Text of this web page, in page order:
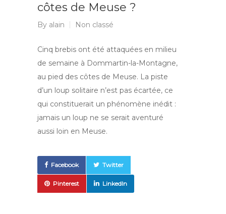
côtes de Meuse ?
By alain Non classé
Cinq brebis ont été attaquées en milieu
de semaine à Dommartin-la-Montagne,
au pied des côtes de Meuse. La piste
d’un loup solitaire n’est pas écartée, ce
qui constituerait un phénomène inédit :
jamais un loup ne se serait aventuré
aussi loin en Meuse.
Facebook Twitter
Pinterest LinkedIn